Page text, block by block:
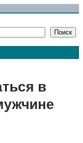
Поиск
в